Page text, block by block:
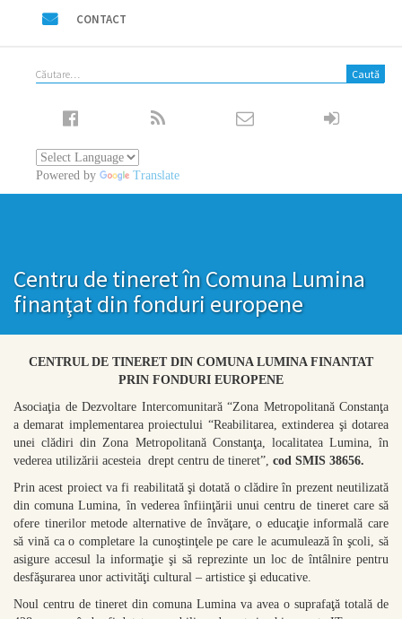
CONTACT
Caută
Powered by Translate
Centru de tineret în Comuna Lumina
finanţat din fonduri europene
CENTRUL DE TINERET DIN COMUNA LUMINA FINANTAT
PRIN FONDURI EUROPENE
Asociaţia de Dezvoltare Intercomunitară “Zona Metropolitană Constanţa
a demarat implementarea proiectului “Reabilitarea, extinderea şi dotarea
unei clădiri din Zona Metropolitană Constanţa, localitatea Lumina, în
vederea utilizării acesteia drept centru de tineret”, cod SMIS 38656.
Prin acest proiect va fi reabilitată şi dotată o clădire în prezent neutilizată
din comuna Lumina, în vederea înfiinţării unui centru de tineret care să
ofere tinerilor metode alternative de învăţare, o educaţie informală care
să vină ca o completare la cunoştinţele pe care le acumulează în şcoli, să
asigure accesul la informaţie şi să reprezinte un loc de întâlnire pentru
desfăşurarea unor activităţi cultural – artistice şi educative.
Noul centru de tineret din comuna Lumina va avea o suprafaţă totală de